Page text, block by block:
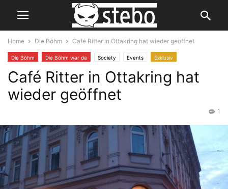
Home Die Böhm Café Ritter in Ottakring hat wieder geöffnet
Die Böhm Die Böhm war da Society Events Exklusiv
Café Ritter in Ottakring hat
wieder geöffnet
1